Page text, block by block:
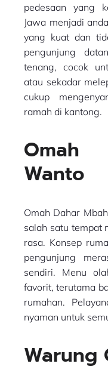
pedesaan yang
Jawa menjadi
yang kuat dan
pengunjung
tenang, cocok
atau sekadar
cukup
ramah di kantong.
Omah
Wanto
Omah Dahar
salah satu tempat
rasa. Konsep
pengunjung
sendiri. Menu
favorit, terutama
rumahan.
nyaman untuk
Warung